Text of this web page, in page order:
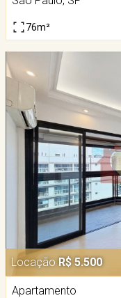
76m²
Locação R$ 5.500
Apartamento